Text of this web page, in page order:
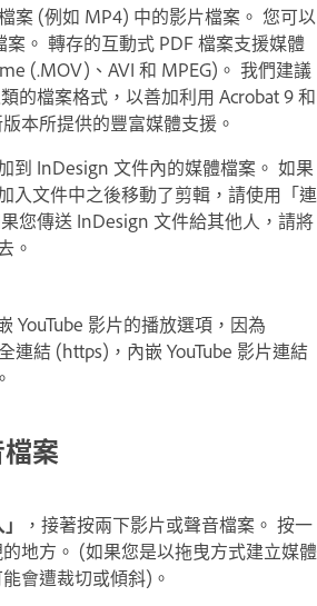
案 (例如 MP4) 中的影片檔案。 您可以
。 轉存的互動式 PDF 檔案支援媒體
(.MOV)、AVI 和 MPEG)。 我們建議
的檔案格式，以善加利用 Acrobat 9 和
本所提供的豐富媒體支援。
到 InDesign 文件內的媒體檔案。 如果
入文件中之後移動了剪輯，請使用「連
您傳送 InDesign 文件給其他人，請將
。
YouTube 影片的播放選項，因為
連結 (https)，內嵌 YouTube 影片連結
案
，接著按兩下影片或聲音檔案。 按一
地方。 (如果您是以拖曳方式建立媒體
會遭裁切或傾斜)。